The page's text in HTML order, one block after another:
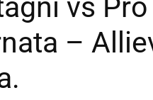
vs
–